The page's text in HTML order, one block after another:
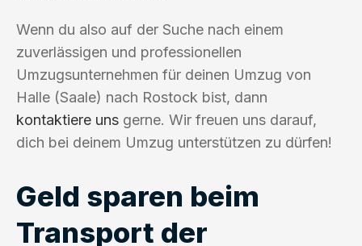
Wenn du also auf der Suche nach einem
zuverlässigen und professionellen
Umzugsunternehmen für deinen Umzug von
Halle (Saale) nach Rostock bist, dann
kontaktiere uns gerne. Wir freuen uns darauf,
dich bei deinem Umzug unterstützen zu dürfen!
Geld sparen beim
Transport der